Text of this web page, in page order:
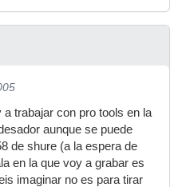
trabajar con pro tools en la
aunque se puede
de shure (a la espera de
en la que voy a grabar es
imaginar no es para tirar